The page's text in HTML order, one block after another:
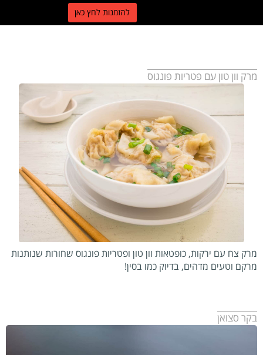
להזמנות לחץ כאן
מרק וון טון עם פטריות פונגוס
מרק צח עם ירקות, כופטאות וון טון ופטריות פונגוס שחורות שנותנות
מרקם וטעים מדהים, בדיוק כמו בסין!
בקר סצואן